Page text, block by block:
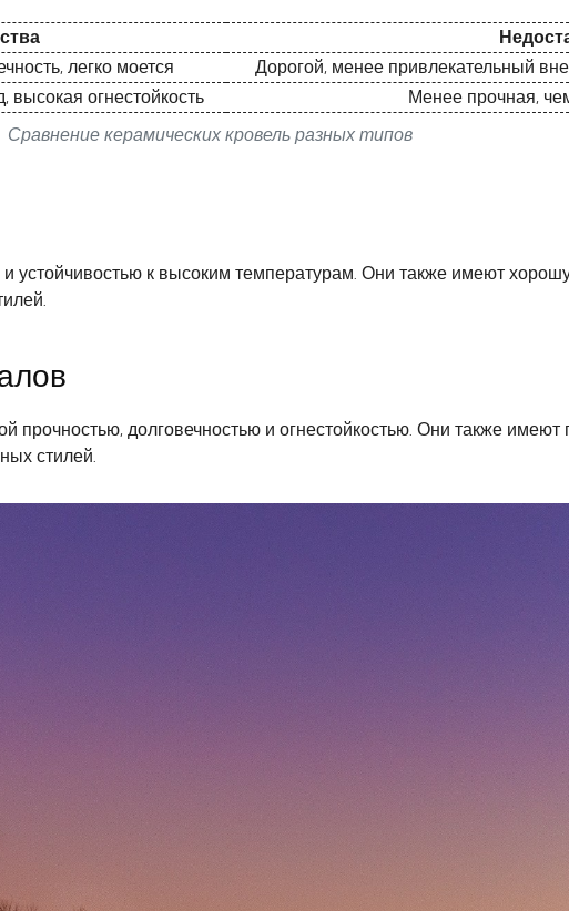
Сравнение керамических кровель разных типов
легко моется
Дорогой, менее привлекательный
огнестойкость Менее прочная,
устойчивостью к высоким температурам. Они также имеют
прочностью, долговечностью и огнестойкостью. Они также
стилей.